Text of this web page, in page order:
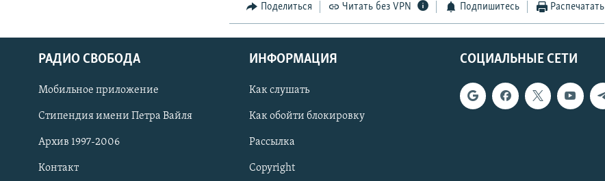
СОЦИАЛЬНЫЕ СЕТИ
Поделиться Читать без VPN Подпишитесь Распечатать
СОЦИАЛЬНЫЕ СЕТИ
РАДИО СВОБОДА
Мобильное приложение
Стипендия имени Петра Вайля
Архив 1997-2006
Контакт
ИНФОРМАЦИЯ
Как слушать
Как обойти блокировку
Рассылка
Copyright